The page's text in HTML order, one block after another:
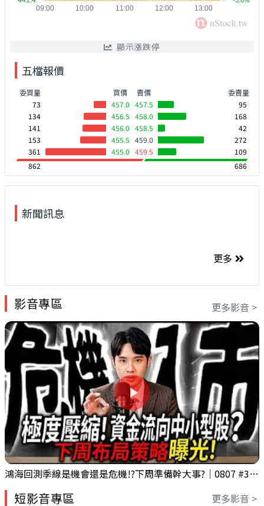
顯示漲跌停
五檔報價
委買量
買價
73
457.0
134
456.5
141
456.0
153
455.5
361
455.0
賣價
委賣量
457.5
95
458.0
168
458.5
42
459.0
272
459.5
109
862
686
新聞訊息
更多
影音專區 更多影音 >
鴻海回測季線是機會還是危機!?下周準備幹大事?｜0807 #3661 #2317 #2317鴻海
短影音專區 更多影音 >